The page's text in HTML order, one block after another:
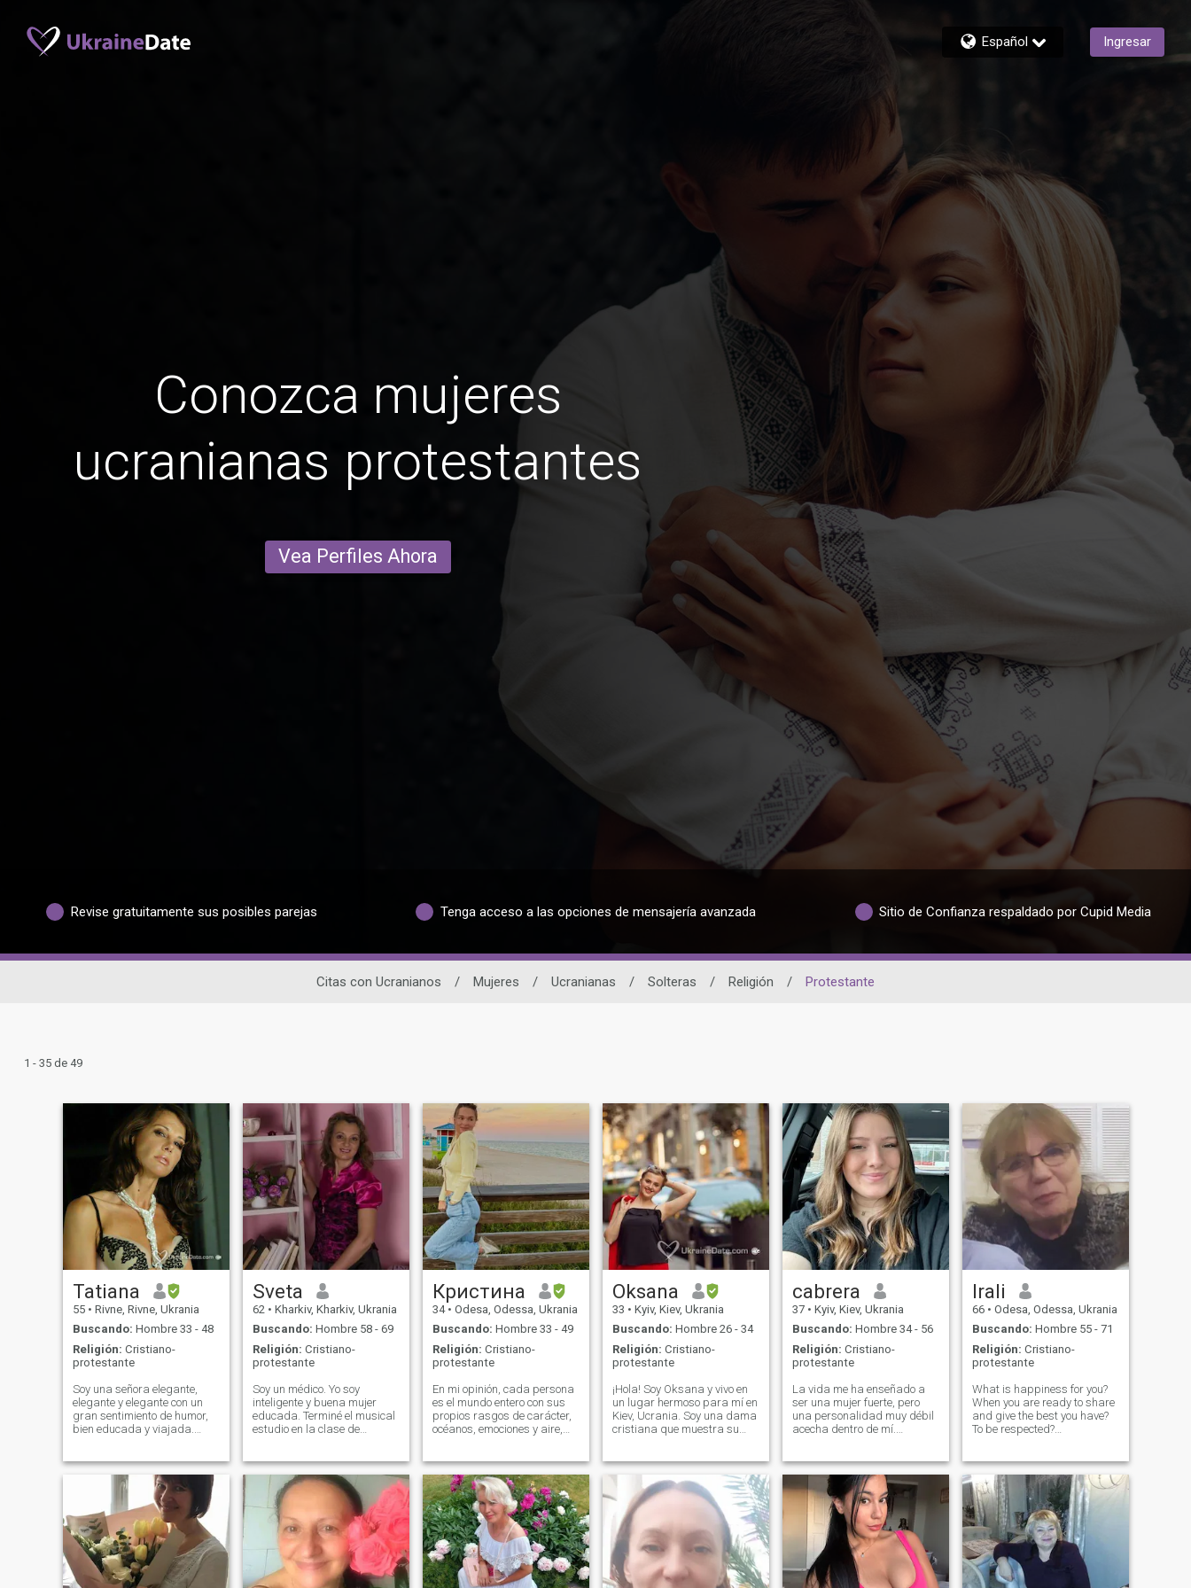
Español Ingresar
Conozca mujeres
ucranianas protestantes
Vea Perfiles Ahora
Revise gratuitamente sus posibles parejas Tenga acceso a las opciones de mensajería avanzada Sitio de Confianza respaldado por Cupid Media
Citas con Ucranianos / Mujeres / Ucranianas / Solteras / Religión / Protestante
1 - 35 de 49
Tatiana
55 • Rivne, Rivne, Ukrania
Buscando: Hombre 33 - 48
Religión: Cristiano-
protestante
Soy una señora elegante,
elegante y elegante con un
gran sentimiento de humor,
bien educada y viajada.
sincero. ¡También, tenga
mucho amor a dar! Me
encantan los deportes. Soy
dulce, inteligente,
opinionada, alegre,
apasionada y confiada.
Sveta
62 • Kharkiv, Kharkiv, Ukrania
Buscando: Hombre 58 - 69
Religión: Cristiano-
protestante
Soy un médico. Yo soy
inteligente y buena mujer
educada. Terminé el musical
estudio en la clase de
el patinaje, el patinaje sobre
hielo. Me gusta viajar mucho.
He visitado muchos países
europeos. Me gusta viajar,
conocer la historia, la cultura
de otros países. También me
gusta escuchar música,
cocinar y para crear un
hogar acogedor. Me parece
Кристина
34 • Odesa, Odessa, Ukrania
Buscando: Hombre 33 - 49
Religión: Cristiano-
protestante
En mi opinión, cada persona
es el mundo entero con sus
propios rasgos de carácter,
océanos, emociones y aire,
conocer amigos, ir de
descanso a la ciudad. Soy el
que siempre trata de
ayudar, amable y simpático.
En cuanto a mis cualidades
negativas, a veces puedo ser
perezoso. Pero no sucede
muy a menudo, por lo
general estoy determinado y
Oksana
33 • Kyiv, Kiev, Ukrania
Buscando: Hombre 26 - 34
Religión: Cristiano-
protestante
¡Hola! Soy Oksana y vivo en
un lugar hermoso para mí en
Kiev, Ucrania. Soy una dama
cristiana que muestra su
indígena con lo que tengo, y
soy una persona sensible y
acepto las posiciones de los
demás con cuidado y
respeto. Al mismo tiempo,
soy muy esperanzador,
responsable, desalentado y
persistente en lograr mis
metas profesionales. Estoy
cabrera
37 • Kyiv, Kiev, Ukrania
Buscando: Hombre 34 - 56
Religión: Cristiano-
protestante
La vida me ha enseñado a
ser una mujer fuerte, pero
una personalidad muy débil
acecha dentro de mí.
comunicarnos. Me encanta la
verdad, sea lo que sea, es
importante cuando se dicen
la verdad. La confianza es lo
más importante en una
relación entre un hombre y
una mujer, probablemente
usted mismo lo sabe.
Irali
66 • Odesa, Odessa, Ukrania
Buscando: Hombre 55 - 71
Religión: Cristiano-
protestante
What is happiness for you?
When you are ready to share
and give the best you have?
To be respected?
friends, to eat ice cream, to
listen to good music, to read
the Bible. I have many
interests. I a